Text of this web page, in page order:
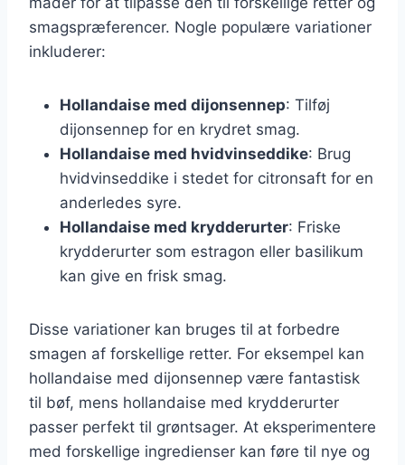
smagspræferencer. Nogle populære variationer
inkluderer:
Hollandaise med dijonsennep: Tilføj
dijonsennep for en krydret smag.
Hollandaise med hvidvinseddike: Brug
hvidvinseddike i stedet for citronsaft for en
anderledes syre.
Hollandaise med krydderurter: Friske
krydderurter som estragon eller basilikum
kan give en frisk smag.
Disse variationer kan bruges til at forbedre
smagen af forskellige retter. For eksempel kan
hollandaise med dijonsennep være fantastisk
til bøf, mens hollandaise med krydderurter
passer perfekt til grøntsager. At eksperimentere
med forskellige ingredienser kan føre til nye og